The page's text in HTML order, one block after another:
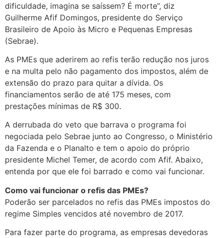
dificuldade, imagina se saíssem? É morte”, diz
Guilherme Afif Domingos, presidente do Serviço
Brasileiro de Apoio às Micro e Pequenas Empresas
(Sebrae).
As PMEs que aderirem ao refis terão redução nos juros
e na multa pelo não pagamento dos impostos, além de
extensão do prazo para quitar a dívida. Os
financiamentos serão de até 175 meses, com
prestações mínimas de R$ 300.
A derrubada do veto que barrava o programa foi
negociada pelo Sebrae junto ao Congresso, o Ministério
da Fazenda e o Planalto e tem o apoio do próprio
presidente Michel Temer, de acordo com Afif. Abaixo,
entenda por que ele foi barrado e como vai funcionar.
Como vai funcionar o refis das PMEs?
Poderão ser parcelados no refis das PMEs impostos do
regime Simples vencidos até novembro de 2017.
Para fazer parte do programa, as empresas devedoras